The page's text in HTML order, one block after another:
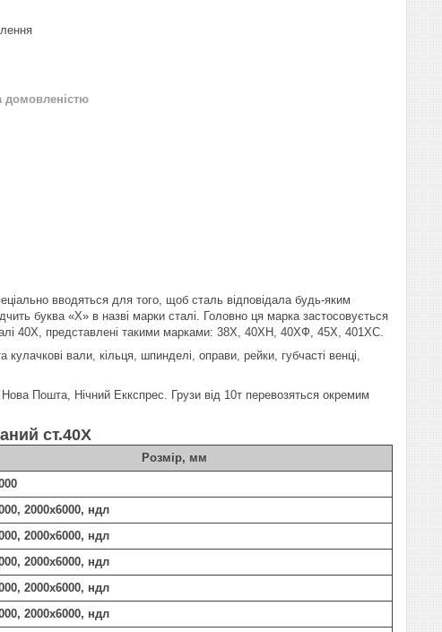
домовленістю
вводяться для того, щоб сталь відповідала будь-яким
буква «Х» в назві марки сталі. Головно ця марка застосовується
40Х, представлені такими марками: 38Х, 40ХН, 40ХФ, 45Х, 401ХС.
вали, кільця, шпинделі, оправи, рейки, губчасті венці,
Пошта, Нічний Еккспрес. Грузи від 10т перевозяться окремим
ст.40Х
Розмір, мм
2000х6000, ндл
2000х6000, ндл
2000х6000, ндл
2000х6000, ндл
2000х6000, ндл